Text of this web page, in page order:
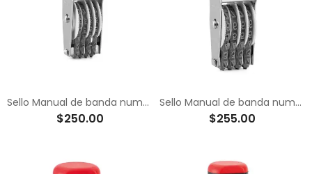
Sello Manual de banda numerador de 3 mm
$250.00
Sello Manual de banda numerador de 4 mm
$255.00